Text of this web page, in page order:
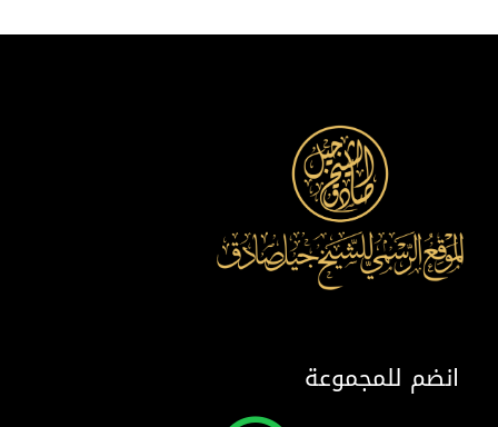
انضم للمجموعة